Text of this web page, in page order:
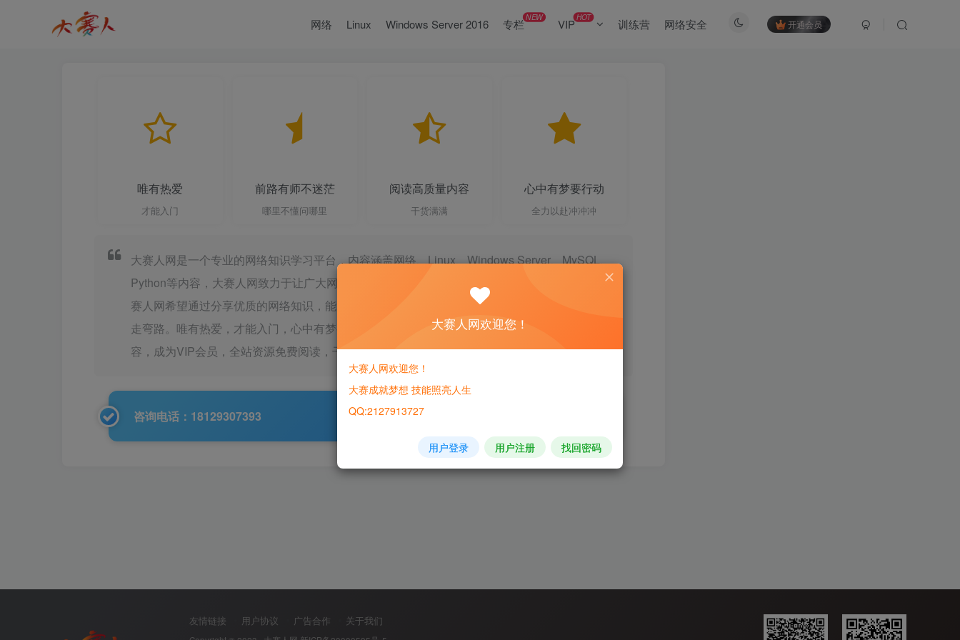
开通会员
网络 Linux Windows Server 2016 专栏NEW VIPHOT 训练营 网络安全
唯有热爱
才能入门
前路有师不迷茫
哪里不懂问哪里
阅读高质量内容
干货满满
心中有梦要行动
全力以赴冲冲冲
大赛人网是一个专业的网络知识学习平台，内容涵盖网络、Linux、Windows Server、MySQL、
Python等内容，大赛人网致力于让广大网络爱好者感到没有难学的知识，只有看不懂的教程，大
赛人网希望通过分享优质的网络知识，能降低广大网络爱好者的学习成本，让广大网络爱好者少
走弯路。唯有热爱，才能入门，心中有梦要行动，全力以赴冲冲冲！关注大赛人网阅读高质量内
容，成为VIP会员，全站资源免费阅读，干货满满，前路有师不迷茫，哪里不懂问哪里。
咨询电话：18129307393
友情链接 用户协议 广告合作 关于我们
大赛人网欢迎您！
大赛人网欢迎您！
大赛成就梦想 技能照亮人生
QQ:2127913727
用户登录 用户注册 找回密码